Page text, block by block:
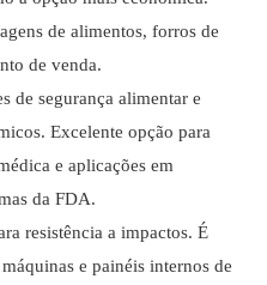
de alimentos, forros de
de venda.
de segurança alimentar e
Excelente opção para
e aplicações em
da FDA.
resistência a impactos. É
e painéis internos de